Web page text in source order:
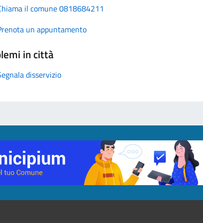
il comune 0818684211
un appuntamento
in città
disservizio